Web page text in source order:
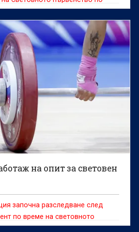
жени до 19 години, което се
на опит за световен
започна разследване след
по време на световното
силов трибой, при който